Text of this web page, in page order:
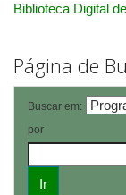
Biblioteca Digital
Página de
Buscar em:
por